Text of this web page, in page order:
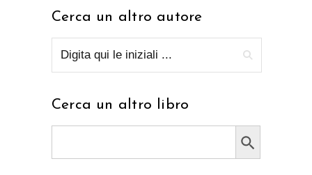
Cerca un altro autore
Cerca un altro libro
Search Button